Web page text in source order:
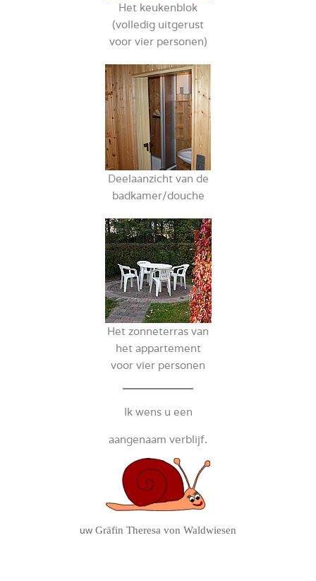
Het keukenblok
(volledig uitgerust
voor vier personen)
Deelaanzicht van de
badkamer/douche
Het zonneterras van
het appartement
voor vier personen
Ik wens u een
aangenaam verblijf.
uw Gräfin Theresa von Waldwiesen